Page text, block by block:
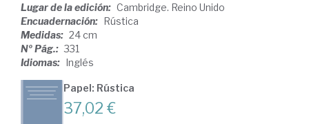
Lugar de la edición: Cambridge. Reino Unido
Encuadernación: Rústica
Medidas: 24 cm
Nº Pág.: 331
Idiomas: Inglés
Papel: Rústica
37,02 €